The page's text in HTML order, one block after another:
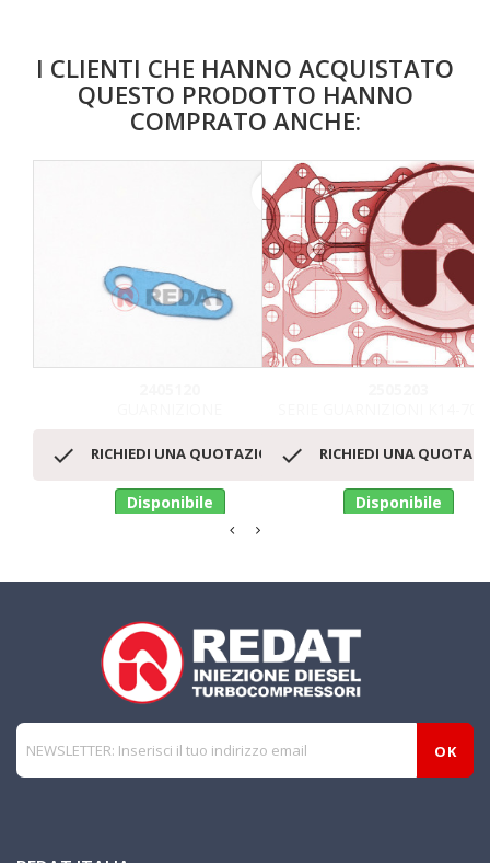
I CLIENTI CHE HANNO ACQUISTATO
QUESTO PRODOTTO HANNO
COMPRATO ANCHE:
 RICHIEDI UNA QUOTAZIONE
Disponibile
favorite_border
 RICHIEDI UNA
Disponibile